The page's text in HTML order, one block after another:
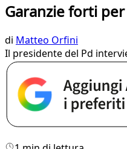
Garanzie forti
di Matteo Orfini
Il presidente del Pd